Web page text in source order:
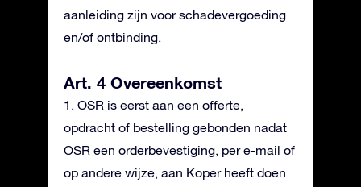
aanleiding zijn voor schadevergoeding
en/of ontbinding.
Art. 4 Overeenkomst
1. OSR is eerst aan een offerte,
opdracht of bestelling gebonden nadat
OSR een orderbevestiging, per e-mail of
op andere wijze, aan Koper heeft doen